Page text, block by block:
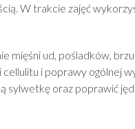
W trakcie zajęć
mięśni ud, pośladków,
i poprawy ogólnej
sylwetkę oraz poprawić